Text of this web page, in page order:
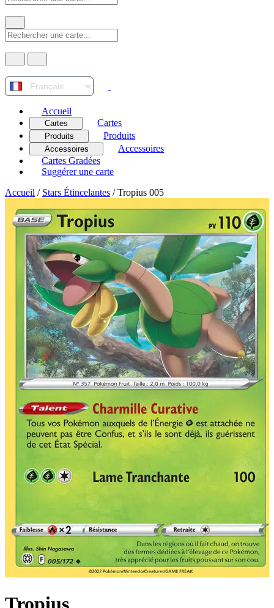
Accueil
Cartes Cartes
Produits Produits
Accessoires
Accessoires
Cartes Gradées
Suggérer une carte
Accueil / Stars Étincelantes / Tropius 005